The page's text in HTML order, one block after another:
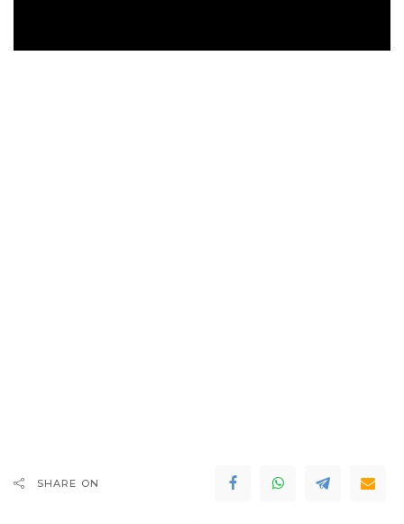
SHARE ON